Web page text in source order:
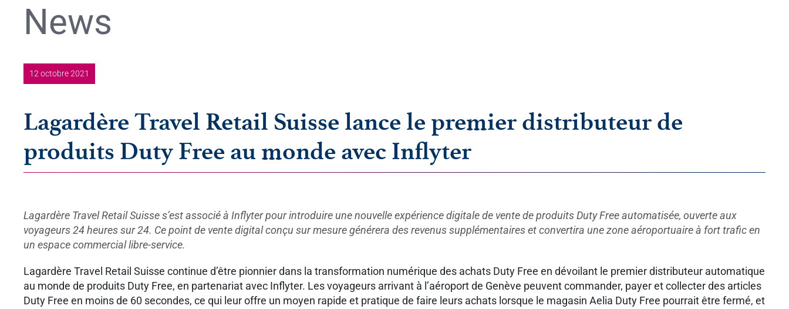
News
12 octobre 2021
Lagardère Travel Retail Suisse lance le premier distributeur de
produits Duty Free au monde avec Inflyter
Lagardère Travel Retail Suisse s’est associé à Inflyter pour introduire une nouvelle expérience digitale de vente de produits Duty Free automatisée, ouverte aux
voyageurs 24 heures sur 24. Ce point de vente digital conçu sur mesure générera des revenus supplémentaires et convertira une zone aéroportuaire à fort trafic en
un espace commercial libre-service.
Lagardère Travel Retail Suisse continue d’être pionnier dans la transformation numérique des achats Duty Free en dévoilant le premier distributeur automatique
au monde de produits Duty Free, en partenariat avec Inflyter. Les voyageurs arrivant à l’aéroport de Genève peuvent commander, payer et collecter des articles
Duty Free en moins de 60 secondes, ce qui leur offre un moyen rapide et pratique de faire leurs achats lorsque le magasin Aelia Duty Free pourrait être fermé, et